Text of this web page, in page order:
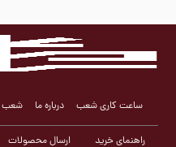
ساعت کاری شعب درباره ما شعب
راهنمای خرید ارسال محصولات